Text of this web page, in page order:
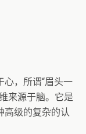
，所谓“眉头一
来源于脑。它是
高级的复杂的认